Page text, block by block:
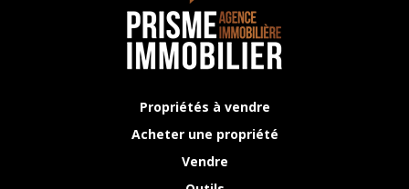
Propriétés à vendre
Acheter une propriété
Vendre